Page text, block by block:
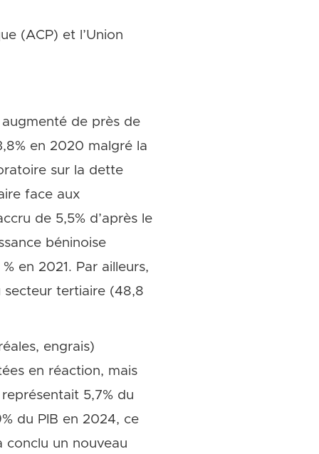
(ACP) et l’Union
de près de
en 2020 malgré la
sur la dette
face aux
de 5,5% d’après le
béninoise
en 2021. Par ailleurs,
secteur tertiaire (48,8
engrais)
en réaction, mais
5,7% du
du PIB en 2024, ce
conclu un nouveau